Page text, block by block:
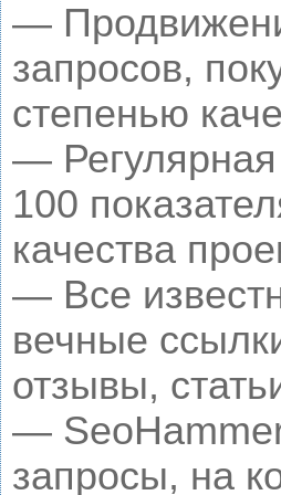
—
запросов,
степенью
— Регулярная
100
качества
— Все
вечные
отзывы,
— SeoHammer
запросы, на